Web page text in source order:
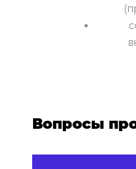
Вопросы